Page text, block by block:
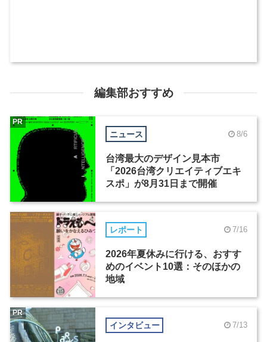
編集部おすすめ
ニュース 8/6
台湾最大のデザイン見本市
「2026台湾クリエイティブエキ
スポ」が8月31日まで開催
PR
レポート 7/16
2026年夏休みに行ける、おすす
めのイベント10選：そのほかの
地域
インタビュー 7/13
PR